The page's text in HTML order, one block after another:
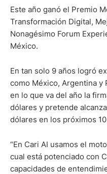
Este año ganó el Premio
Transformación Digital,
Nonagésimo Forum
México.
En tan solo 9 años logró
como México, Argentina y
en lo que va del año la
dólares y pretende
dólares en los próximos
“En Cari AI usamos el
cual está potenciado con
capacidades de